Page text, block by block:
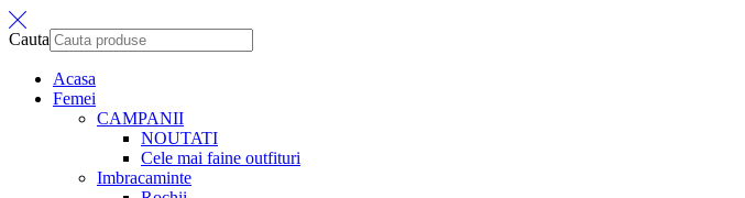
Cauta
Acasa
Femei
CAMPANII
NOUTATI
Cele mai faine outfituri
Imbracaminte